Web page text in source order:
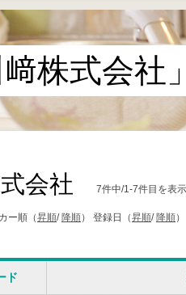
﨑株式会社
会社 7件中/1-7件目を表
ー順（昇順/ 降順） 登録日（昇順/ 降順）
ド